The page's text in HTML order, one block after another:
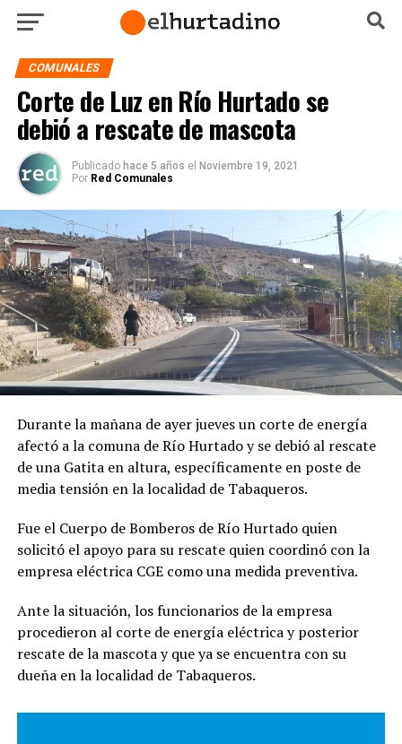
COMUNALES
Corte de Luz en Río Hurtado se
debió a rescate de mascota
Publicado hace 5 años el Noviembre 19, 2021
Por Red Comunales
Durante la mañana de ayer jueves un corte de energía
afectó a la comuna de Río Hurtado y se debió al rescate
de una Gatita en altura, específicamente en poste de
media tensión en la localidad de Tabaqueros.
Fue el Cuerpo de Bomberos de Río Hurtado quien
solicitó el apoyo para su rescate quien coordinó con la
empresa eléctrica CGE como una medida preventiva.
Ante la situación, los funcionarios de la empresa
procedieron al corte de energía eléctrica y posterior
rescate de la mascota y que ya se encuentra con su
dueña en la localidad de Tabaqueros.